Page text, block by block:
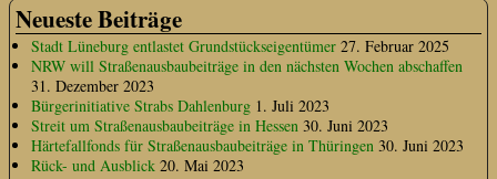
Neueste Beiträge
Stadt Lüneburg entlastet Grundstückseigentümer 27. Februar 2025
NRW will Straßenausbaubeiträge in den nächsten Wochen abschaffen
31. Dezember 2023
Bürgerinitiative Strabs Dahlenburg 1. Juli 2023
Streit um Straßenausbaubeiträge in Hessen 30. Juni 2023
Härtefallfonds für Straßenausbaubeiträge in Thüringen 30. Juni 2023
Rück- und Ausblick 20. Mai 2023